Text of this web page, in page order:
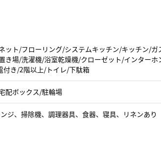
ット/フローリング/システムキッチン/キッチン/
き場/洗濯機/浴室乾燥機/クローゼット/インター
付き/2階以上/トイレ/下駄箱
配ボックス/駐輪場
ジ、掃除機、調理器具、食器、寝具、リネンあり